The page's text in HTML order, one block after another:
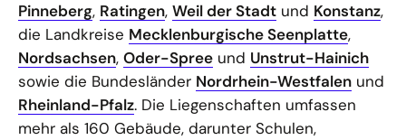
Pinneberg, Ratingen, Weil der Stadt und Konstanz,
die Landkreise Mecklenburgische Seenplatte,
Nordsachsen, Oder-Spree und Unstrut-Hainich
sowie die Bundesländer Nordrhein-Westfalen und
Rheinland-Pfalz. Die Liegenschaften umfassen
mehr als 160 Gebäude, darunter Schulen,